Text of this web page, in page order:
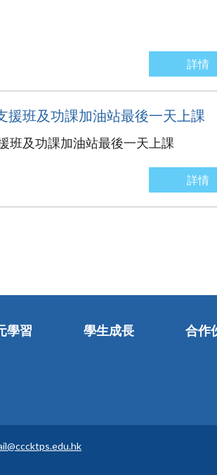
詳情
援班及功課加油站最後一天上課
班及功課加油站最後一天上課
詳情
學習 學生成長 合作